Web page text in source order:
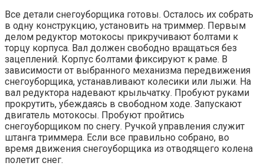
Все детали снегоуборщика готовы. Осталось их собрать
в одну конструкцию, установить на триммер. Первым
делом редуктор мотокосы прикручивают болтами к
торцу корпуса. Вал должен свободно вращаться без
зацеплений. Корпус болтами фиксируют к раме. В
зависимости от выбранного механизма передвижения
снегоуборщика, устанавливают колесики или лыжи. На
вал редуктора надевают крыльчатку. Пробуют руками
прокрутить, убеждаясь в свободном ходе. Запускают
двигатель мотокосы. Пробуют пройтись
снегоуборщиком по снегу. Ручкой управления служит
штанга триммера. Если все правильно собрано, во
время движения снегоуборщика из отводящего колена
полетит снег.